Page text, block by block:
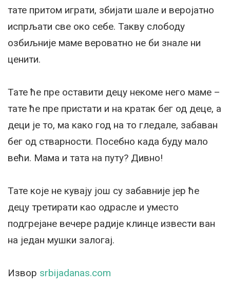
тате притом играти, збијати шале и веројатно
испрљати све око себе. Такву слободу
озбиљније маме вероватно не би знале ни
ценити.
Тате ће пре оставити децу некоме него маме –
тате ће пре пристати и на кратак бег од деце, а
деци је то, ма како год на то гледале, забаван
бег од стварности. Посебно када буду мало
већи. Мама и тата на путу? Дивно!
Тате које не кувају још су забавније јер ће
децу третирати као одрасле и уместо
подгрејане вечере радије клинце извести ван
на један мушки залогај.
Извор srbijadanas.com